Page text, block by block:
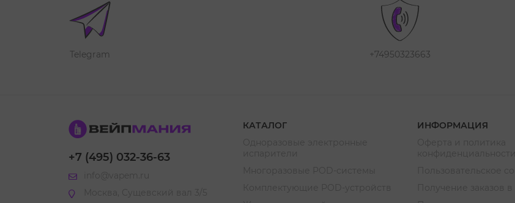
Telegram +74950323663
+7 (495) 032-36-63
КАТАЛОГ
ИНФОРМАЦИЯ